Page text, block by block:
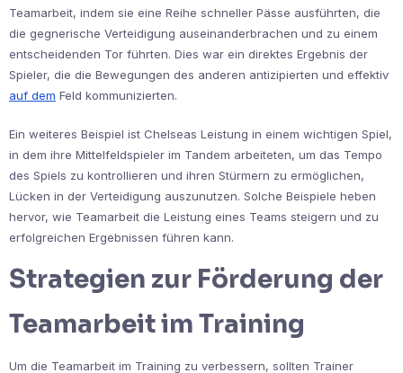
Teamarbeit, indem sie eine Reihe schneller Pässe ausführten, die
die gegnerische Verteidigung auseinanderbrachen und zu einem
entscheidenden Tor führten. Dies war ein direktes Ergebnis der
Spieler, die die Bewegungen des anderen antizipierten und effektiv
auf dem Feld kommunizierten.
Ein weiteres Beispiel ist Chelseas Leistung in einem wichtigen Spiel,
in dem ihre Mittelfeldspieler im Tandem arbeiteten, um das Tempo
des Spiels zu kontrollieren und ihren Stürmern zu ermöglichen,
Lücken in der Verteidigung auszunutzen. Solche Beispiele heben
hervor, wie Teamarbeit die Leistung eines Teams steigern und zu
erfolgreichen Ergebnissen führen kann.
Strategien zur Förderung der
Teamarbeit im Training
Um die Teamarbeit im Training zu verbessern, sollten Trainer